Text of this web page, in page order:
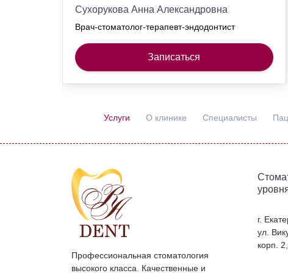
Сухорукова Анна Александровна
Врач-стоматолог-терапевт-эндодонтист
Записаться
Услуги О клинике Специалисты
Профессиональная стоматология
высокого класса. Качественные и
г.
ул.
корп.